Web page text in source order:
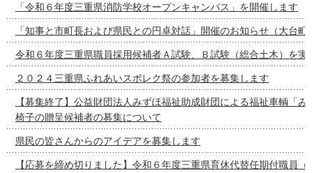
「令和６年度三重県消防学校オープンキャンパス」を開催します
「知事と市町長および県民との円卓対話」開催のお知らせ（大台町
令和６年度三重県職員採用候補者Ａ試験、Ｂ試験（総合土木）を実
２０２４三重県ふれあいスポレク祭の参加者を募集します
【募集終了】公益財団法人みずほ福祉助成財団による福祉車輌「
椅子の贈呈候補者の募集について
県民の皆さんからのアイデアを募集します
【応募を締め切りました】令和６年度三重県育休代替任期付職員